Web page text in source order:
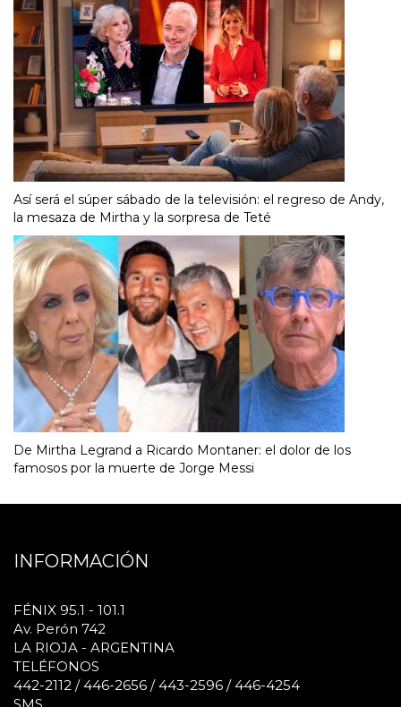
Así será el súper sábado de la televisión: el regreso de Andy,
la mesaza de Mirtha y la sorpresa de Teté
De Mirtha Legrand a Ricardo Montaner: el dolor de los
famosos por la muerte de Jorge Messi
INFORMACIÓN
FÉNIX 95.1 - 101.1
Av. Perón 742
LA RIOJA - ARGENTINA
TELÉFONOS
442-2112 / 446-2656 / 443-2596 / 446-4254
SMS